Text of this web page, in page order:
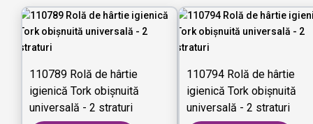
110789 Rolă de hârtie
igienică Tork obișnuită
universală - 2 straturi
110794 Rolă de hârtie
igienică Tork obișnuită
universală - 2 straturi